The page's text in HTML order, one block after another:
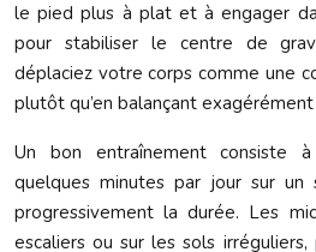
le pied plus à plat et à engager
pour stabiliser le centre de
déplaciez votre corps comme une
plutôt qu’en balançant exagérément
Un bon entraînement consiste
quelques minutes par jour sur
progressivement la durée. Les
escaliers ou sur les sols